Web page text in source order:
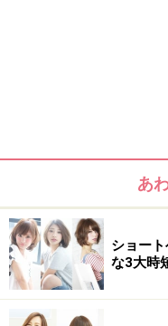
おすすめ2：フ
あ
ショー
な3大時